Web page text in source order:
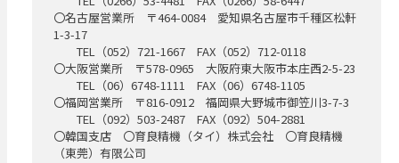
〇名古屋営業所 〒464-0084 愛知県名古屋市千種区松軒
1-3-17
TEL（052）721-1667 FAX（052）712-0118
〇大阪営業所 〒578-0965 大阪府東大阪市本庄西2-5-23
TEL（06）6748-1111 FAX（06）6748-1105
〇福岡営業所 〒816-0912 福岡県大野城市御笠川3-7-3
TEL（092）503-2487 FAX（092）504-2881
〇韓国支店 〇育良精機（タイ）株式会社 〇育良精機
（東莞）有限公司